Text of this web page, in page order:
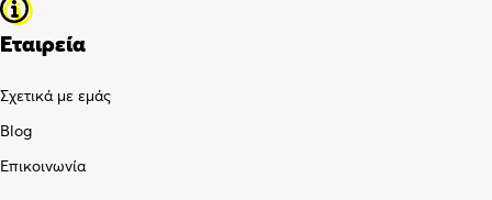
Εταιρεία
Σχετικά με εμάς
Blog
Επικοινωνία